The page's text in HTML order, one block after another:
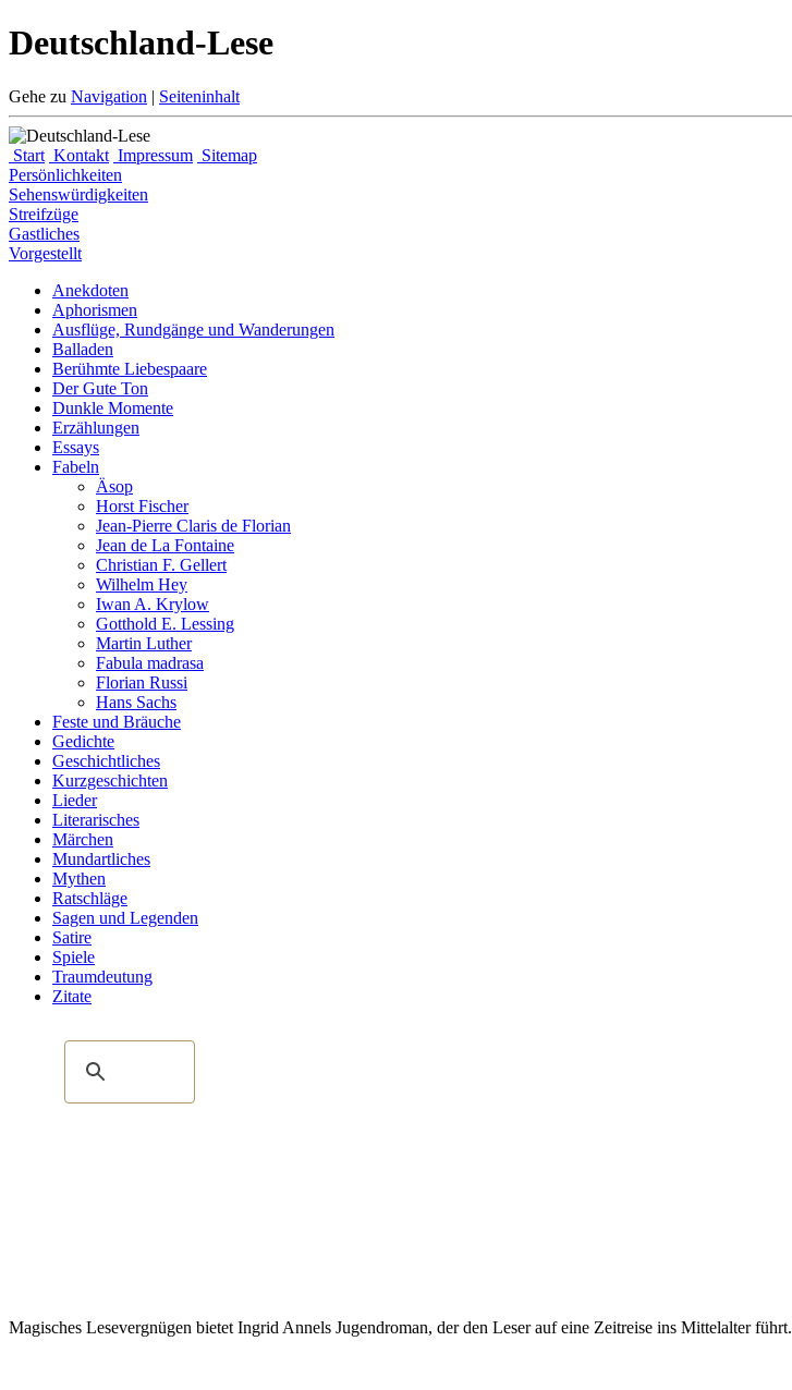
Deutschland-Lese
Gehe zu Navigation | Seiteninhalt
Start Kontakt Impressum Sitemap
Persönlichkeiten
Sehenswürdigkeiten
Streifzüge
Gastliches
Vorgestellt
Anekdoten
Aphorismen
Ausflüge, Rundgänge und Wanderungen
Balladen
Berühmte Liebespaare
Der Gute Ton
Dunkle Momente
Erzählungen
Essays
Fabeln
Äsop
Horst Fischer
Jean-Pierre Claris de Florian
Jean de La Fontaine
Christian F. Gellert
Wilhelm Hey
Iwan A. Krylow
Gotthold E. Lessing
Martin Luther
Fabula madrasa
Florian Russi
Hans Sachs
Feste und Bräuche
Gedichte
Geschichtliches
Kurzgeschichten
Lieder
Literarisches
Märchen
Mundartliches
Mythen
Ratschläge
Sagen und Legenden
Satire
Spiele
Traumdeutung
Zitate
Magisches Lesevergnügen bietet Ingrid Annels Jugendroman, der den Leser auf eine Zeitreise ins Mittelalter führt.